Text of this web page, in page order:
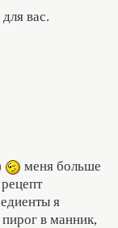
вас.
меня больше
я
в манник,